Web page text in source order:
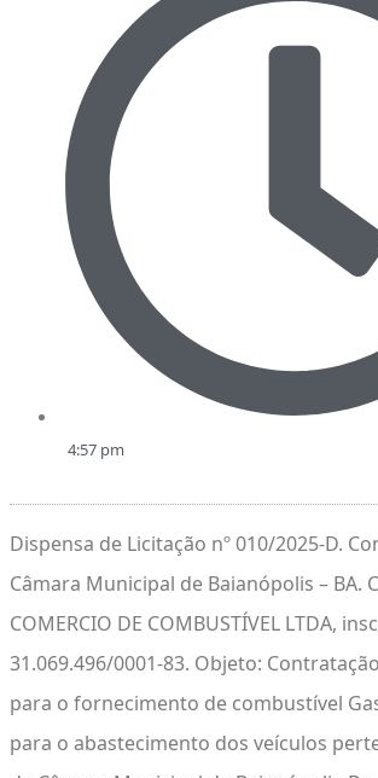
4:57 pm
Dispensa de Licitação nº 010/2025-D.
Câmara Municipal de Baianópolis – BA.
COMERCIO DE COMBUSTÍVEL LTDA,
31.069.496/0001-83. Objeto:
para o fornecimento de combustível
para o abastecimento dos veículos